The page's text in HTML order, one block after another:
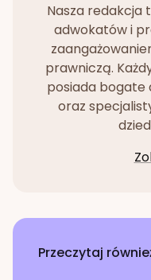
Nasza redakcja
adwokatów i
prawniczą.
posiada bogate
oraz
Przeczytaj